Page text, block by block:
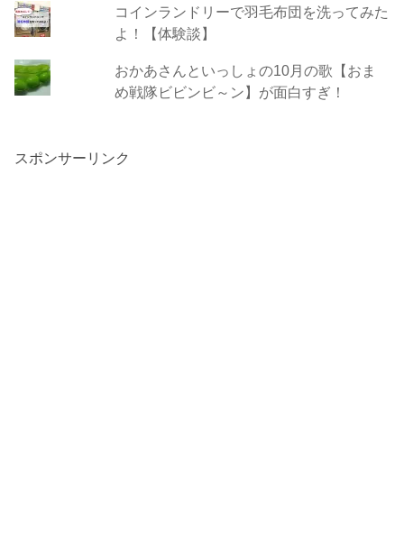
コインランドリーで羽毛布団を洗ってみた
よ！【体験談】
おかあさんといっしょの10月の歌【おま
め戦隊ビビンビ～ン】が面白すぎ！
スポンサーリンク